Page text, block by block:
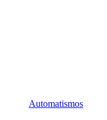
Automatismos